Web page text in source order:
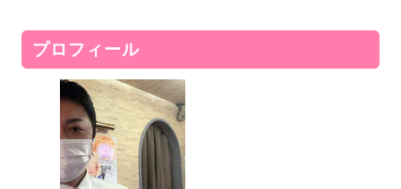
SNSID
24時間365日受付中です
電話
0120-367-294
プロフィール